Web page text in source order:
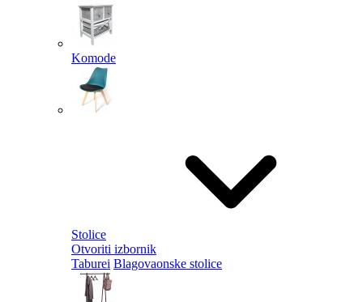
Komode
Stolice
Otvoriti izbornik
Taburei Blagovaonske stolice